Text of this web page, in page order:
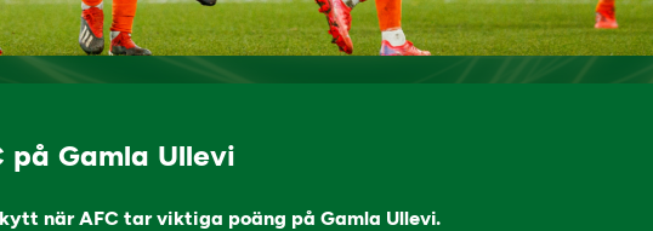
Gamla Ullevi
när AFC tar viktiga poäng på Gamla Ullevi.